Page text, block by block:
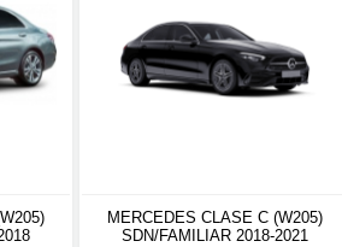
MERCEDES CLASE C (W205)
SDN/FAMILIAR 2018-2021